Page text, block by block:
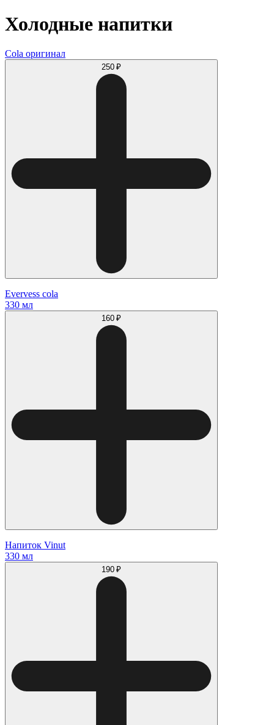
Холодные напитки
Cola оригинал
250 ₽
Evervess cola
330 мл
160 ₽
Напиток Vinut
330 мл
190 ₽